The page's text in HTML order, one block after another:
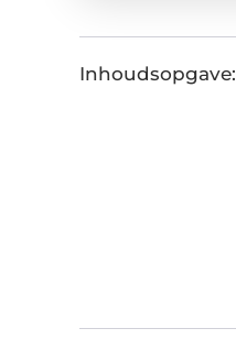
Inhoudsopgave: